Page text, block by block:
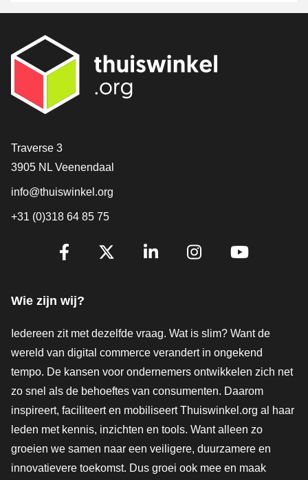
Contact
Traverse 3
3905 NL Veenendaal
info@thuiswinkel.org
+31 (0)318 64 85 75
Volg je ons al?
Wie zijn wij?
Iedereen zit met dezelfde vraag. Wat is slim? Want de
wereld van digital commerce verandert in ongekend
tempo. De kansen voor ondernemers ontwikkelen zich net
zo snel als de behoeftes van consumenten. Daarom
inspireert, faciliteert en mobiliseert Thuiswinkel.org al haar
leden met kennis, inzichten en tools. Want alleen zo
groeien we samen naar een veiligere, duurzamere en
innovatievere toekomst. Dus groei ook mee en maak